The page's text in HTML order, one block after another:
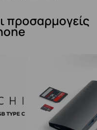
προσαρμογείς